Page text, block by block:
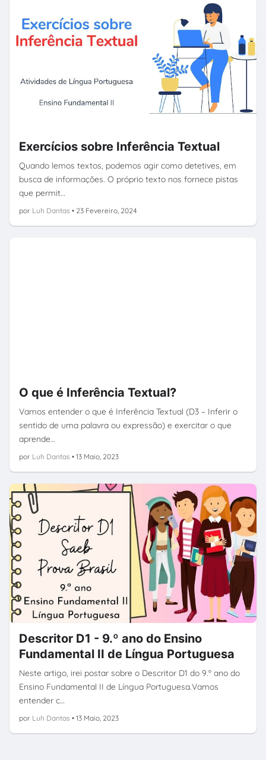
Exercícios sobre Inferência Textual
Quando lemos textos, podemos agir como detetives, em
busca de informações. O próprio texto nos fornece pistas
que permit…
por Luh Dantas • 23 Fevereiro, 2024
O que é Inferência Textual?
Vamos entender o que é Inferência Textual (D3 – Inferir o
sentido de uma palavra ou expressão) e exercitar o que
aprende…
por Luh Dantas • 13 Maio, 2023
Descritor D1 - 9.º ano do Ensino
Fundamental II de Língua Portuguesa
Neste artigo, irei postar sobre o Descritor D1 do 9.º ano do
Ensino Fundamental II de Língua Portuguesa.Vamos
entender c…
por Luh Dantas • 13 Maio, 2023